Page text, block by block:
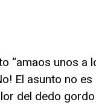
“amaos unos a
El asunto no
del dedo